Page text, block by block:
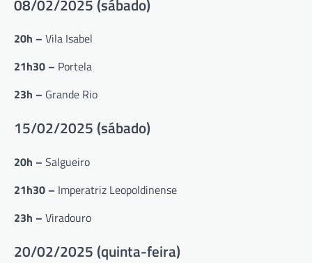
08/02/2025 (sábado)
20h – Vila Isabel
21h30 – Portela
23h – Grande Rio
15/02/2025 (sábado)
20h – Salgueiro
21h30 – Imperatriz Leopoldinense
23h – Viradouro
20/02/2025 (quinta-feira)